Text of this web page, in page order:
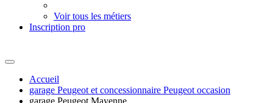
Voir tous les métiers
Inscription pro
Accueil
garage Peugeot et concessionnaire Peugeot occasion
garage Peugeot Mayenne